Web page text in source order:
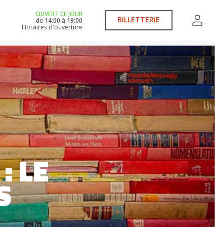
OUVERT CE JOUR
de 14:00 à 19:00
Horaires d'ouverture
BILLETTERIE
LE